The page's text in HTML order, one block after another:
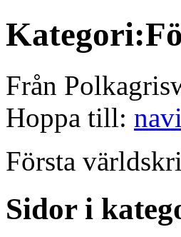
Från
Hoppa till:
Första
Sidor i